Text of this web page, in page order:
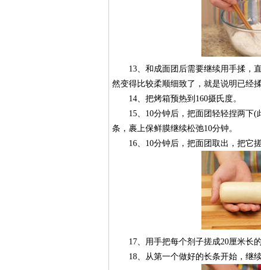
13、和成面团后需要继续用手揉，直
然变得比较柔顺细致了，就是说明已经
14、把烤箱预热到160摄氏度。
15、10分钟后，把面团轻轻捏两下(
条，裹上保鲜膜继续松弛10分钟。
16、10分钟后，把面团取出，把它搓
17、用手把每个剂子搓成20厘米长的
18、从第一个做好的长条开始，继续